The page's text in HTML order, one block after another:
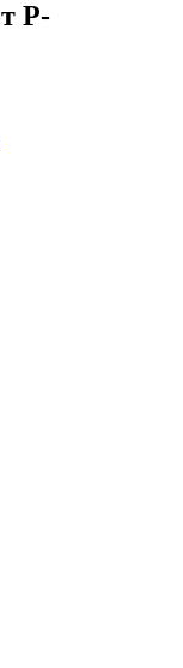
Р-